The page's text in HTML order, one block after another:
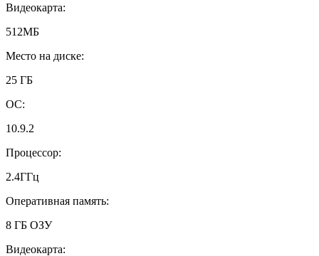
Видеокарта:
512МБ
Место на диске:
25 ГБ
ОС:
10.9.2
Процессор:
2.4ГГц
Оперативная память:
8 ГБ ОЗУ
Видеокарта: